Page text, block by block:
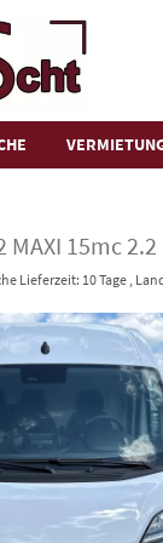
MAXI 15mc
Lieferzeit: 10 Tage ,